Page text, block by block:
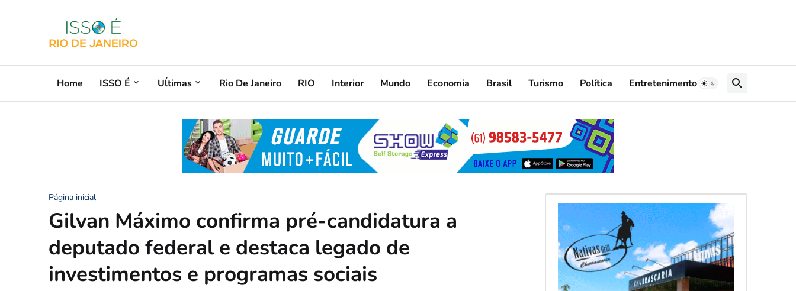
Home ISSO É Uĺtimas Rio De Janeiro RIO Interior Mundo Economia Brasil Turismo Política Entretenimento
Página inicial
Gilvan Máximo confirma pré-candidatura a
deputado federal e destaca legado de
investimentos e programas sociais